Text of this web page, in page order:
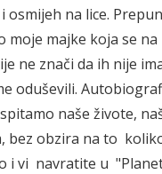
na lice.
majke koja se
ne znači da ih nije
oduševili.
naše živote,
bez obzira na to
vi navratite u